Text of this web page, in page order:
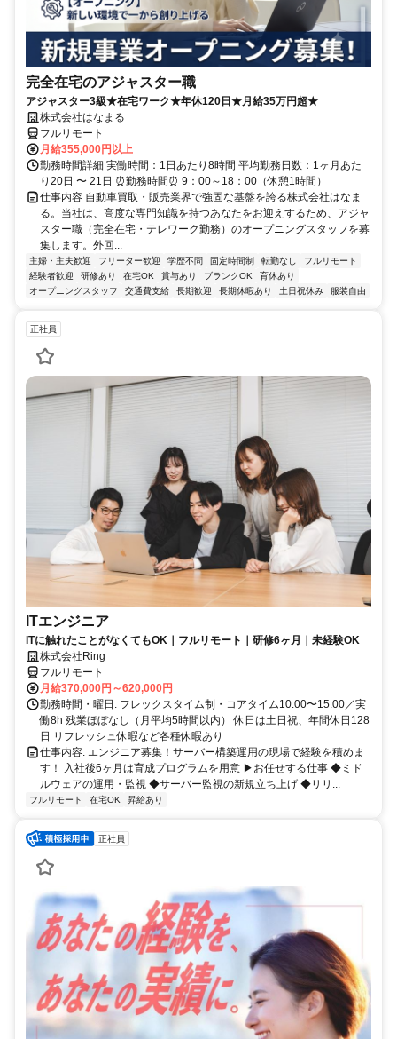
完全在宅のアジャスター職
アジャスター3級★在宅ワーク★年休120日★月給35万円超★
株式会社はなまる
フルリモート
月給355,000円以上
勤務時間詳細 実働時間：1日あたり8時間 平均勤務日数：1ヶ月あた
り20日 〜 21日 ⏰勤務時間⏰ 9：00～18：00（休憩1時間）
仕事内容 自動車買取・販売業界で強固な基盤を誇る株式会社はなま
る。当社は、高度な専門知識を持つあなたをお迎えするため、アジャ
スター職（完全在宅・テレワーク勤務）のオープニングスタッフを募
集します。外回...
主婦・主夫歓迎 フリーター歓迎 学歴不問 固定時間制 転勤なし
フルリモート
経験者歓迎
研修あり 在宅OK 賞与あり ブランクOK
育休あり
オープニングスタッフ
交通費支給 長期歓迎 長期休暇あり 土日祝休み 服装自由
正社員
ITエンジニア
ITに触れたことがなくてもOK｜フルリモート｜研修6ヶ月｜未経験OK
株式会社Ring
フルリモート
月給370,000円～620,000円
勤務時間・曜日: フレックスタイム制・コアタイム10:00〜15:00／実
働8h 残業ほぼなし（月平均5時間以内） 休日は土日祝、年間休日128
日 リフレッシュ休暇など各種休暇あり
仕事内容: エンジニア募集！サーバー構築運用の現場で経験を積めま
す！ 入社後6ヶ月は育成プログラムを用意 ▶お任せする仕事 ◆ミド
ルウェアの運用・監視 ◆サーバー監視の新規立ち上げ ◆リリ...
フルリモート 在宅OK 昇給あり
正社員